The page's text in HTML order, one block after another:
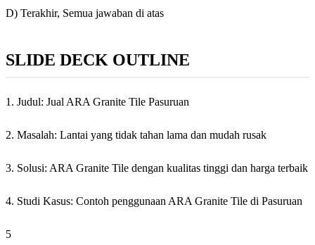
D) Terakhir, Semua jawaban di atas
SLIDE DECK OUTLINE
1. Judul: Jual ARA Granite Tile Pasuruan
2. Masalah: Lantai yang tidak tahan lama dan mudah rusak
3. Solusi: ARA Granite Tile dengan kualitas tinggi dan harga terbaik
4. Studi Kasus: Contoh penggunaan ARA Granite Tile di Pasuruan
5